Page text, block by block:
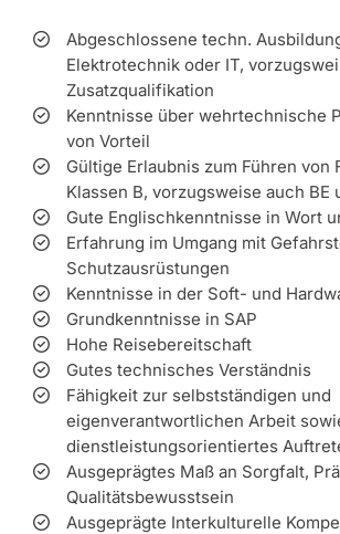
Abgeschlossene techn.
Elektrotechnik oder IT,
Zusatzqualifikation
Kenntnisse über wehrtechnische
von Vorteil
Gültige Erlaubnis zum Führen von
Klassen B, vorzugsweise auch BE
Gute Englischkenntnisse in Wort
Erfahrung im Umgang mit
Schutzausrüstungen
Kenntnisse in der Soft- und
Grundkenntnisse in SAP
Hohe Reisebereitschaft
Gutes technisches Verständnis
Fähigkeit zur selbstständigen und
eigenverantwortlichen Arbeit
dienstleistungsorientiertes
Ausgeprägtes Maß an Sorgfalt,
Qualitätsbewusstsein
Ausgeprägte Interkulturelle